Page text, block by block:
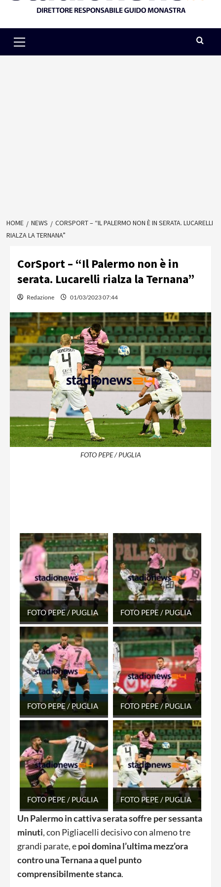
Menu
HOME NEWS
CORSPORT – “IL PALERMO NON È IN SERATA. LUCARELLI
RIALZA LA TERNANA”
CorSport – “Il Palermo non è in
serata. Lucarelli rialza la Ternana”
Redazione 01/03/2023 07:44
FOTO PEPE / PUGLIA
FOTO PEPE / PUGLIA FOTO PEPE / PUGLIA
FOTO PEPE / PUGLIA FOTO PEPE / PUGLIA
FOTO PEPE / PUGLIA FOTO PEPE / PUGLIA
Un Palermo in cattiva serata soffre per sessanta
minuti, con Pigliacelli decisivo con almeno tre
grandi parate, epoi domina l’ultima mezz’ora
contro una Ternana a quel punto
comprensibilmente stanca.